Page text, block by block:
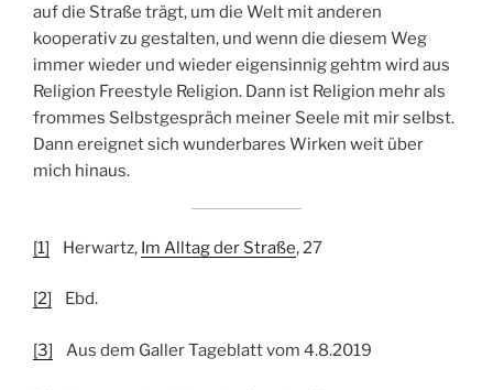
auf die Straße trägt, um die Welt mit anderen
kooperativ zu gestalten, und wenn die diesem Weg
immer wieder und wieder eigensinnig gehtm wird aus
Religion Freestyle Religion. Dann ist Religion mehr als
frommes Selbstgespräch meiner Seele mit mir selbst.
Dann ereignet sich wunderbares Wirken weit über
mich hinaus.
[1] Herwartz, Im Alltag der Straße, 27
[2] Ebd.
[3] Aus dem Galler Tageblatt vom 4.8.2019